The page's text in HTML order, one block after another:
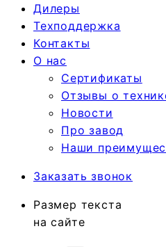
Дилеры
Техподдержка
Контакты
О нас
Сертификаты
Отзывы о
Новости
Про завод
Наши
Заказать звонок
Размер текста
на сайте